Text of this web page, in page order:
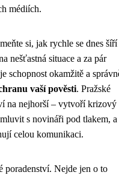
médiích.
si, jak rychle se dnes šíří
nešťastná situace a za pár
schopnost okamžitě a
vaší pověsti. Pražské
na nejhorší – vytvoří krizový
s novináři pod tlakem, a
celou komunikaci.
poradenství. Nejde jen o to